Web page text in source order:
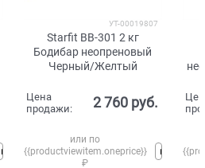
УТ-00019807
Starfit BB-301 2 кг
Бодибар неопреновый
Черный/Желтый
Цена
продажи:
2 760 руб.
или по
{{productviewitem.oneprice}}
₽